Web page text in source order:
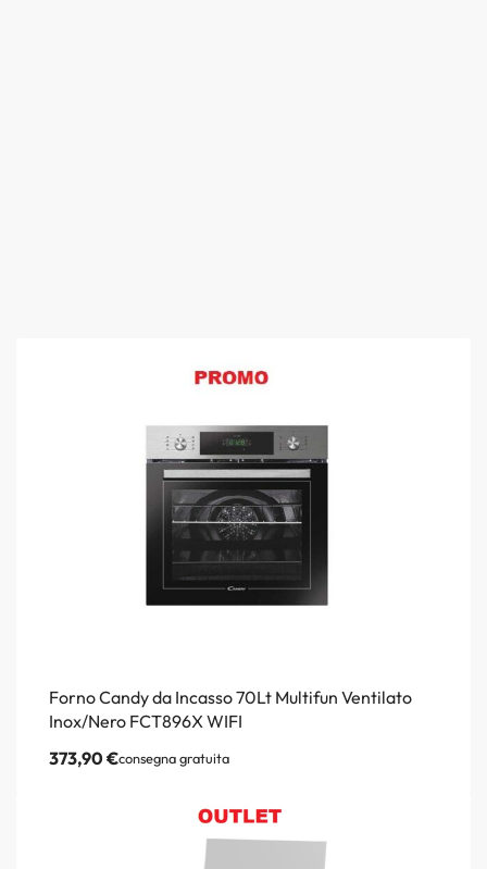
Forno Candy da Incasso 70Lt Multifun Ventilato
Inox/Nero FCT896X WIFI
373,90€consegna gratuita